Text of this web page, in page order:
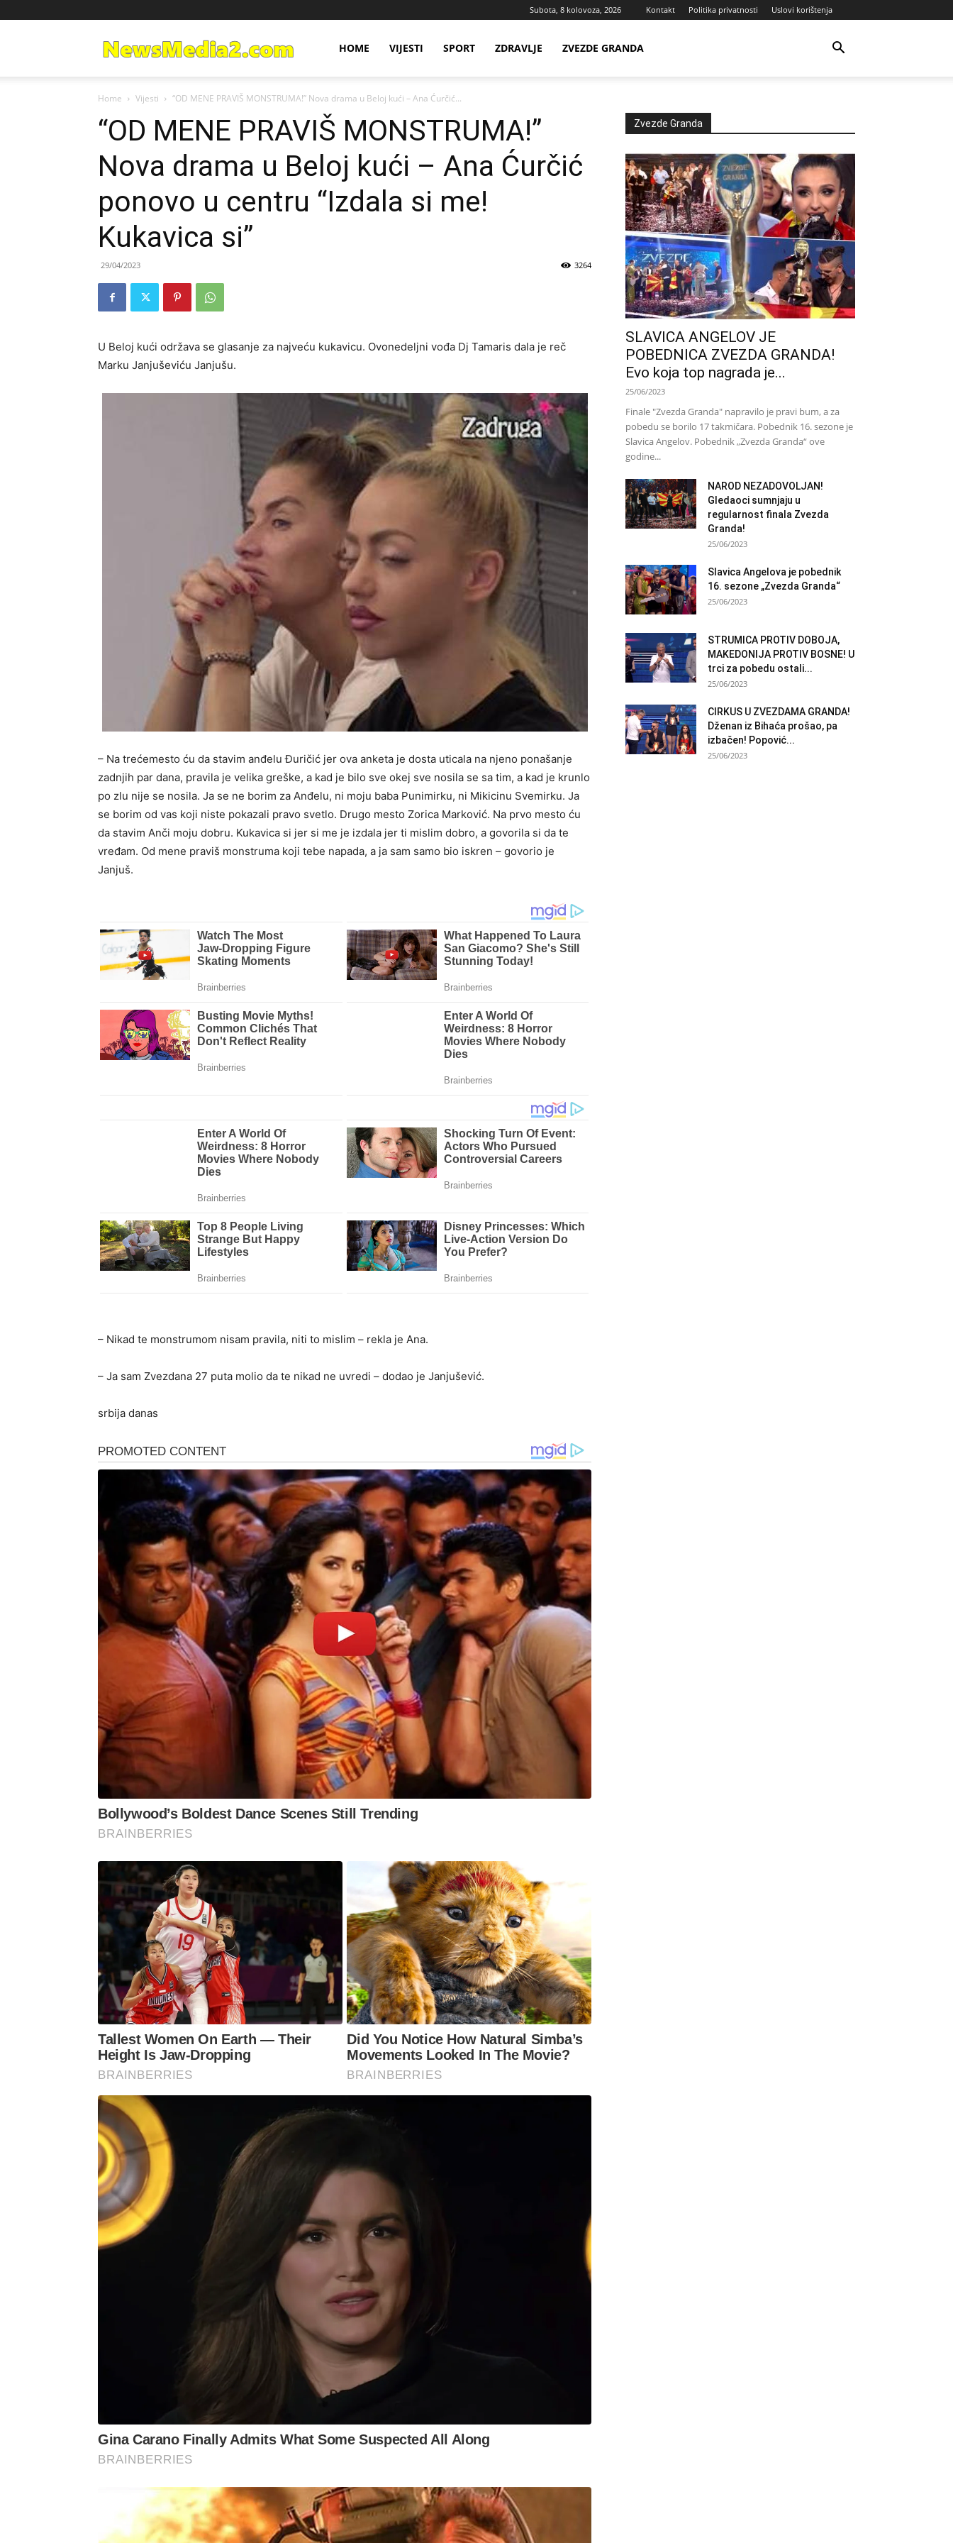
Subota, 8 kolovoza, 2026 Kontakt Politika privatnosti Uslovi korištenja
Media
HOME VIJESTI SPORT ZDRAVLJE ZVEZDE GRANDA
Home Vijesti “OD MENE PRAVIŠ MONSTRUMA!” Nova drama u Beloj kući – Ana Ćurčić...
“OD MENE PRAVIŠ MONSTRUMA!”
Nova drama u Beloj kući – Ana Ćurčić
ponovo u centru “Izdala si me!
Kukavica si”
29/04/2023 3264
U Beloj kući održava se glasanje za najveću kukavicu. Ovonedeljni vođa Dj Tamaris dala je reč
Marku Janjuševiću Janjušu.
– Na trećemesto ću da stavim anđelu Đuričić jer ova anketa je dosta uticala na njeno ponašanje
zadnjih par dana, pravila je velika greške, a kad je bilo sve okej sve nosila se sa tim, a kad je krunlo
po zlu nije se nosila. Ja se ne borim za Anđelu, ni moju baba Punimirku, ni Mikicinu Svemirku. Ja
se borim od vas koji niste pokazali pravo svetlo. Drugo mesto Zorica Marković. Na prvo mesto ću
da stavim Anči moju dobru. Kukavica si jer si me je izdala jer ti mislim dobro, a govorila si da te
vređam. Od mene praviš monstruma koji tebe napada, a ja sam samo bio iskren – govorio je
Janjuš.
– Nikad te monstrumom nisam pravila, niti to mislim – rekla je Ana.
– Ja sam Zvezdana 27 puta molio da te nikad ne uvredi – dodao je Janjušević.
srbija danas
Zvezde Granda
SLAVICA ANGELOV JE
POBEDNICA ZVEZDA GRANDA!
Evo koja top nagrada je...
25/06/2023
Finale "Zvezda Granda" napravilo je pravi bum, a za
pobedu se borilo 17 takmičara. Pobednik 16. sezone je
Slavica Angelov. Pobednik „Zvezda Granda“ ove
godine...
NAROD NEZADOVOLJAN!
Gledaoci sumnjaju u
regularnost finala Zvezda
Granda!
25/06/2023
Slavica Angelova je pobednik
16. sezone „Zvezda Granda“
25/06/2023
STRUMICA PROTIV DOBOJA,
MAKEDONIJA PROTIV BOSNE! U
trci za pobedu ostali...
25/06/2023
CIRKUS U ZVEZDAMA GRANDA!
Dženan iz Bihaća prošao, pa
izbačen! Popović...
25/06/2023